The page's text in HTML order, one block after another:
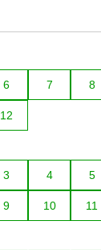
6 7 8
12
3 4 5
9 10 11